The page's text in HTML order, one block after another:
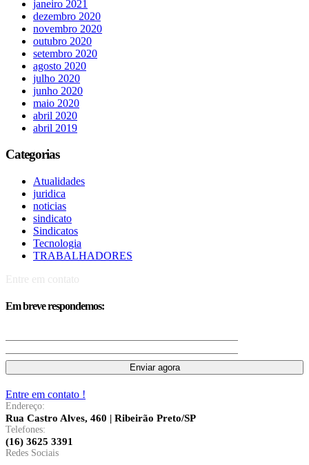
janeiro 2021
dezembro 2020
novembro 2020
outubro 2020
setembro 2020
agosto 2020
julho 2020
junho 2020
maio 2020
abril 2020
abril 2019
Categorias
Atualidades
juridica
noticias
sindicato
Sindicatos
Tecnologia
TRABALHADORES
Entre em contato
Em breve respondemos:
Entre em contato !
Endereço:
Rua Castro Alves, 460 | Ribeirão Preto/SP
Telefones:
(16) 3625 3391
Redes Sociais